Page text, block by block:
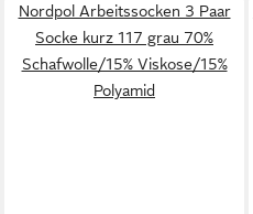
Nordpol Arbeitssocken 3 Paar
Socke kurz 117 grau 70%
Schafwolle/15% Viskose/15%
Polyamid